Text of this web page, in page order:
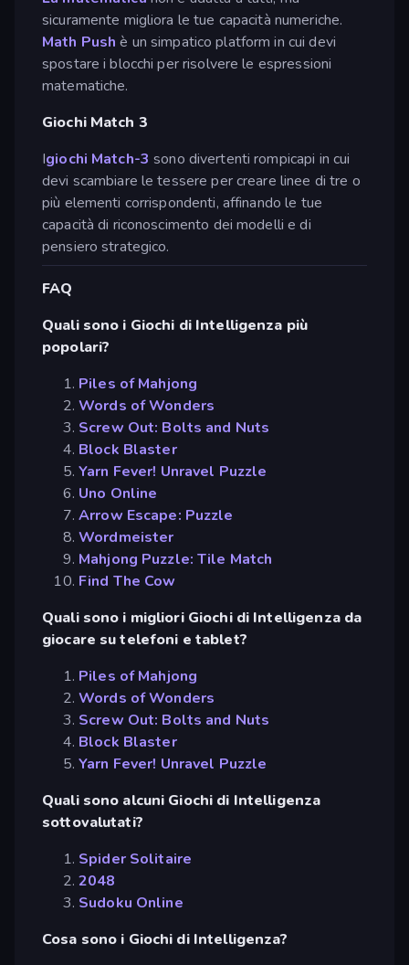
sicuramente migliora le tue capacità numeriche.
Math Push è un simpatico platform in cui devi
spostare i blocchi per risolvere le espressioni
matematiche.
Giochi Match 3
Igiochi Match-3 sono divertenti rompicapi in cui
devi scambiare le tessere per creare linee di tre o
più elementi corrispondenti, affinando le tue
capacità di riconoscimento dei modelli e di
pensiero strategico.
FAQ
Quali sono i Giochi di Intelligenza più
popolari?
Piles of Mahjong
Words of Wonders
Screw Out: Bolts and Nuts
Block Blaster
Yarn Fever! Unravel Puzzle
Uno Online
Arrow Escape: Puzzle
Wordmeister
Mahjong Puzzle: Tile Match
Find The Cow
Quali sono i migliori Giochi di Intelligenza da
giocare su telefoni e tablet?
Piles of Mahjong
Words of Wonders
Screw Out: Bolts and Nuts
Block Blaster
Yarn Fever! Unravel Puzzle
Quali sono alcuni Giochi di Intelligenza
sottovalutati?
Spider Solitaire
2048
Sudoku Online
Cosa sono i Giochi di Intelligenza?